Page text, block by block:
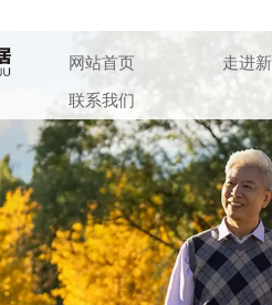
网站首页 走进
联系我们